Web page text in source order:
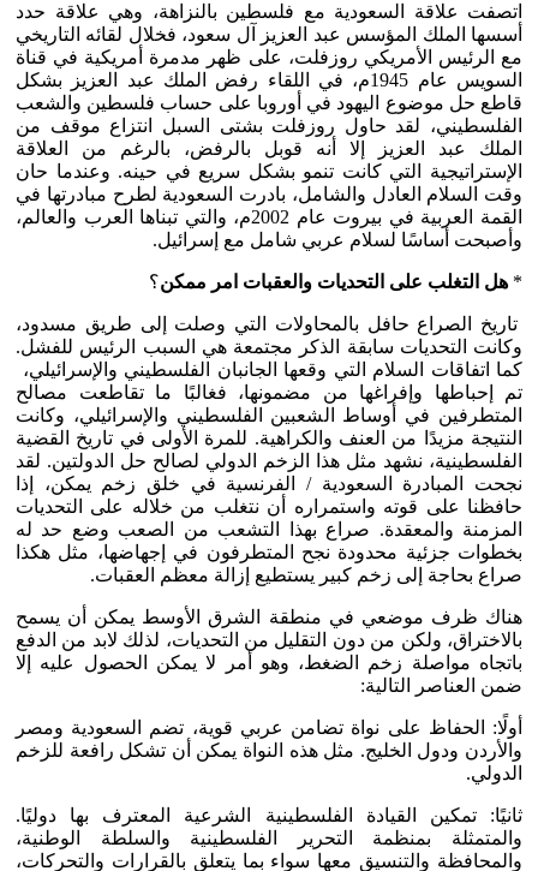
اتصفت علاقة السعودية مع فلسطين بالنزاهة، وهي علاقة حدد
أسسها الملك المؤسس عبد العزيز آل سعود، فخلال لقائه التاريخي
مع الرئيس الأمريكي روزفلت، على ظهر مدمرة أمريكية في قناة
السويس عام 1945م، في اللقاء رفض الملك عبد العزيز بشكل
قاطع حل موضوع اليهود في أوروبا على حساب فلسطين والشعب
الفلسطيني، لقد حاول روزفلت بشتى السبل انتزاع موقف من
الملك عبد العزيز إلا أنه قوبل بالرفض، بالرغم من العلاقة
الإستراتيجية التي كانت تنمو بشكل سريع في حينه. وعندما حان
وقت السلام العادل والشامل، بادرت السعودية لطرح مبادرتها في
القمة العربية في بيروت عام 2002م، والتي تبناها العرب والعالم،
وأصبحت أساسًا لسلام عربي شامل مع إسرائيل.
* هل التغلب على التحديات والعقبات امر ممكن؟
تاريخ الصراع حافل بالمحاولات التي وصلت إلى طريق مسدود،
وكانت التحديات سابقة الذكر مجتمعة هي السبب الرئيس للفشل.
كما اتفاقات السلام التي وقعها الجانبان الفلسطيني والإسرائيلي،
تم إحباطها وإفراغها من مضمونها، فغالبًا ما تقاطعت مصالح
المتطرفين في أوساط الشعبين الفلسطيني والإسرائيلي، وكانت
النتيجة مزيدًا من العنف والكراهية. للمرة الأولى في تاريخ القضية
الفلسطينية، نشهد مثل هذا الزخم الدولي لصالح حل الدولتين. لقد
نجحت المبادرة السعودية / الفرنسية في خلق زخم يمكن، إذا
حافظنا على قوته واستمراره أن نتغلب من خلاله على التحديات
المزمنة والمعقدة. صراع بهذا التشعب من الصعب وضع حد له
بخطوات جزئية محدودة نجح المتطرفون في إجهاضها، مثل هكذا
صراع بحاجة إلى زخم كبير يستطيع إزالة معظم العقبات.
هناك ظرف موضعي في منطقة الشرق الأوسط يمكن أن يسمح
بالاختراق، ولكن من دون التقليل من التحديات، لذلك لابد من الدفع
باتجاه مواصلة زخم الضغط، وهو أمر لا يمكن الحصول عليه إلا
ضمن العناصر التالية:
أولًا: الحفاظ على نواة تضامن عربي قوية، تضم السعودية ومصر
والأردن ودول الخليج. مثل هذه النواة يمكن أن تشكل رافعة للزخم
الدولي.
ثانيًا: تمكين القيادة الفلسطينية الشرعية المعترف بها دوليًا.
والمتمثلة بمنظمة التحرير الفلسطينية والسلطة الوطنية،
والمحافظة والتنسيق معها سواء بما يتعلق بالقرارات والتحركات،